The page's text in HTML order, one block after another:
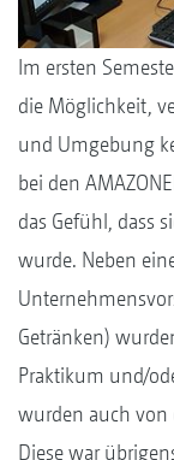
Im ersten
die Möglichkeit,
und Umgebung
bei den
das Gefühl, dass
wurde. Neben
Getränken)
Praktikum und/
wurden auch von
Diese war